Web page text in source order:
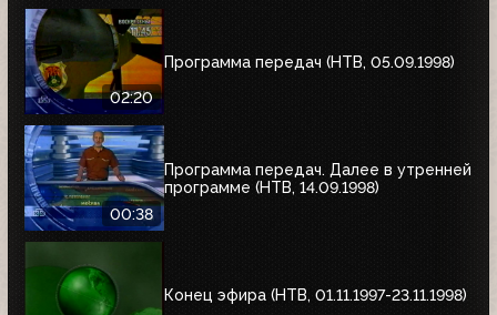
02:20
Программа передач (НТВ, 05.09.1998)
00:38
Программа передач. Далее в утренней
программе (НТВ, 14.09.1998)
Конец эфира (НТВ, 01.11.1997-23.11.1998)